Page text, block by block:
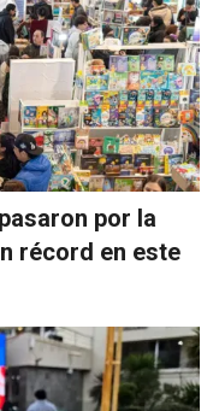
por la
récord en este